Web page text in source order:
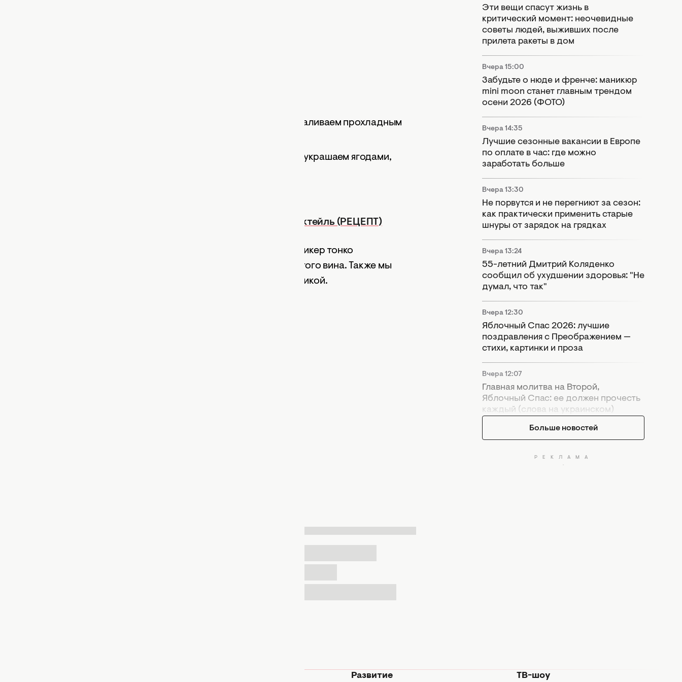
На дно бокала наливаем ягодный ликер. Сверху заливаем прохладным
Перемешивать не обязательно. Готовый коктейль украшаем ягодами,
Роскошь в каждом глотке: невероятный шоколадный коктейль (РЕЦЕПТ)
Этот напиток очень легкий и опьяняющий. Ягодный ликер тонко
подчеркивает искренность и легкую кислинку игристого вина. Также мы
с клубникой.
Эти вещи спасут жизнь в
критический момент: неочевидные
советы людей, выживших после
прилета ракеты в дом
Вчера 15:00
Забудьте о нюде и френче: маникюр
mini moon станет главным трендом
осени 2026 (ФОТО)
Вчера 14:35
Лучшие сезонные вакансии в Европе
по оплате в час: где можно
заработать больше
Вчера 13:30
Не порвутся и не перегниют за сезон:
как практически применить старые
шнуры от зарядок на грядках
Вчера 13:24
55-летний Дмитрий Коляденко
сообщил об ухудшении здоровья: "Не
думал, что так"
Вчера 12:30
Яблочный Спас 2026: лучшие
поздравления с Преображением —
стихи, картинки и проза
Вчера 12:07
Главная молитва на Второй,
Яблочный Спас: ее должен прочесть
каждый (слова на украинском)
Больше новостей
Развитие ТВ-шоу